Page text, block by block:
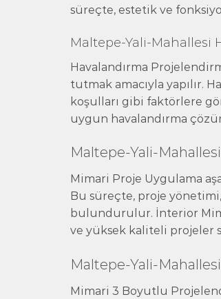
süreçte, estetik ve
Maltepe-Yali-Mahallesi
Havalandırma
tutmak amacıyla yapılır.
koşulları gibi faktörlere
uygun havalandırma
Maltepe-Yali-
Mimari Proje Uygulama
Bu süreçte, proje
bulundurulur. İnterior
ve yüksek kaliteli projeler
Maltepe-Yali-
Mimari 3 Boyutlu